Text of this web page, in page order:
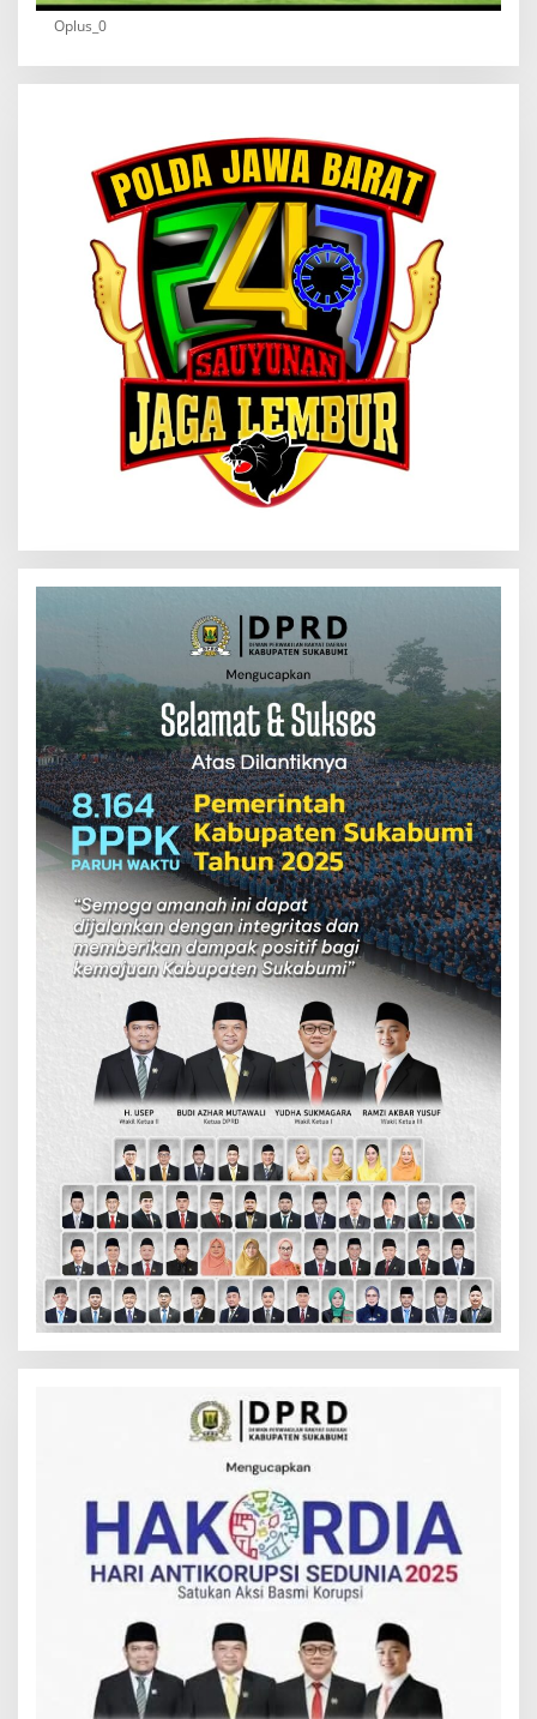
Oplus_0